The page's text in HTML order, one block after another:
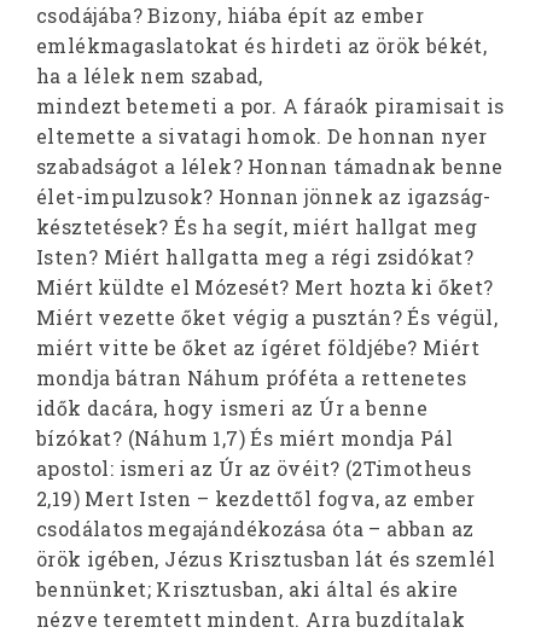
csodájába? Bizony, hiába épít az ember
emlékmagaslatokat és hirdeti az örök békét,
ha a lélek nem szabad,
mindezt betemeti a por. A fáraók piramisait is
eltemette a sivatagi homok. De honnan nyer
szabadságot a lélek? Honnan támadnak benne
élet-impulzusok? Honnan jönnek az igazság-
késztetések? És ha segít, miért hallgat meg
Isten? Miért hallgatta meg a régi zsidókat?
Miért küldte el Mózesét? Mert hozta ki őket?
Miért vezette őket végig a pusztán? És végül,
miért vitte be őket az ígéret földjébe? Miért
mondja bátran Náhum próféta a rettenetes
idők dacára, hogy ismeri az Úr a benne
bízókat? (Náhum 1,7) És miért mondja Pál
apostol: ismeri az Úr az övéit? (2Timotheus
2,19) Mert Isten – kezdettől fogva, az ember
csodálatos megajándékozása óta – abban az
örök igében, Jézus Krisztusban lát és szemlél
bennünket; Krisztusban, aki által és akire
nézve teremtett mindent. Arra buzdítalak